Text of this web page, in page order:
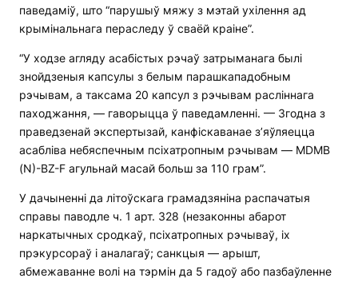
паведаміў, што “парушыў мяжу з мэтай ухілення ад
крымінальнага пераследу ў сваёй краіне”.
“У ходзе агляду асабістых рэчаў затрыманага былі
знойдзеныя капсулы з белым парашкападобным
рэчывам, а таксама 20 капсул з рэчывам расліннага
паходжання, — гаворыцца ў паведамленні. — Згодна з
праведзенай экспертызай, канфіскаванае з’яўляецца
асабліва небяспечным псіхатропным рэчывам — MDMB
(N)-BZ-F агульнай масай больш за 110 грам”.
У дачыненні да літоўскага грамадзяніна распачатыя
справы паводле ч. 1 арт. 328 (незаконны абарот
наркатычных сродкаў, псіхатропных рэчываў, іх
прэкурсораў і аналагаў; санкцыя — арышт,
абмежаванне волі на тэрмін да 5 гадоў або пазбаўленне